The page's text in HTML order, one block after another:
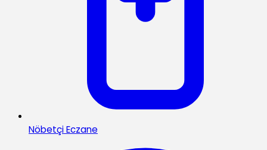
Nöbetçi Eczane